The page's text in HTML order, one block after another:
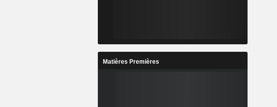
Matières Premières